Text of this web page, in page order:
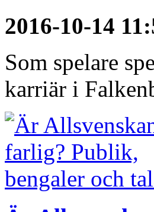
2016-10-14
Som spelare
karriär i